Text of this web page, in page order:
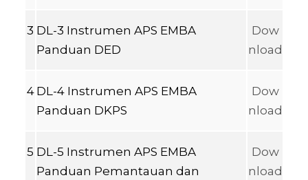
3 DL-3 Instrumen APS EMBA
Panduan DED
Dow
nload
4 DL-4 Instrumen APS EMBA
Panduan DKPS
Dow
nload
5 DL-5 Instrumen APS EMBA
Panduan Pemantauan dan
Dow
nload